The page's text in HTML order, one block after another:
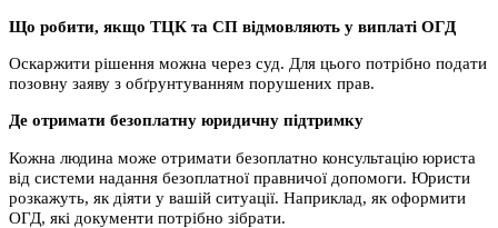
Що робити, якщо ТЦК та СП відмовляють у виплаті ОГД
Оскаржити рішення можна через суд. Для цього потрібно подати
позовну заяву з обґрунтуванням порушених прав.
Де отримати безоплатну юридичну підтримку
Кожна людина може отримати безоплатно консультацію юриста
від системи надання безоплатної правничої допомоги. Юристи
розкажуть, як діяти у вашій ситуації. Наприклад, як оформити
ОГД, які документи потрібно зібрати.